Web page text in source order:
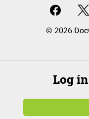
© 2026
Log